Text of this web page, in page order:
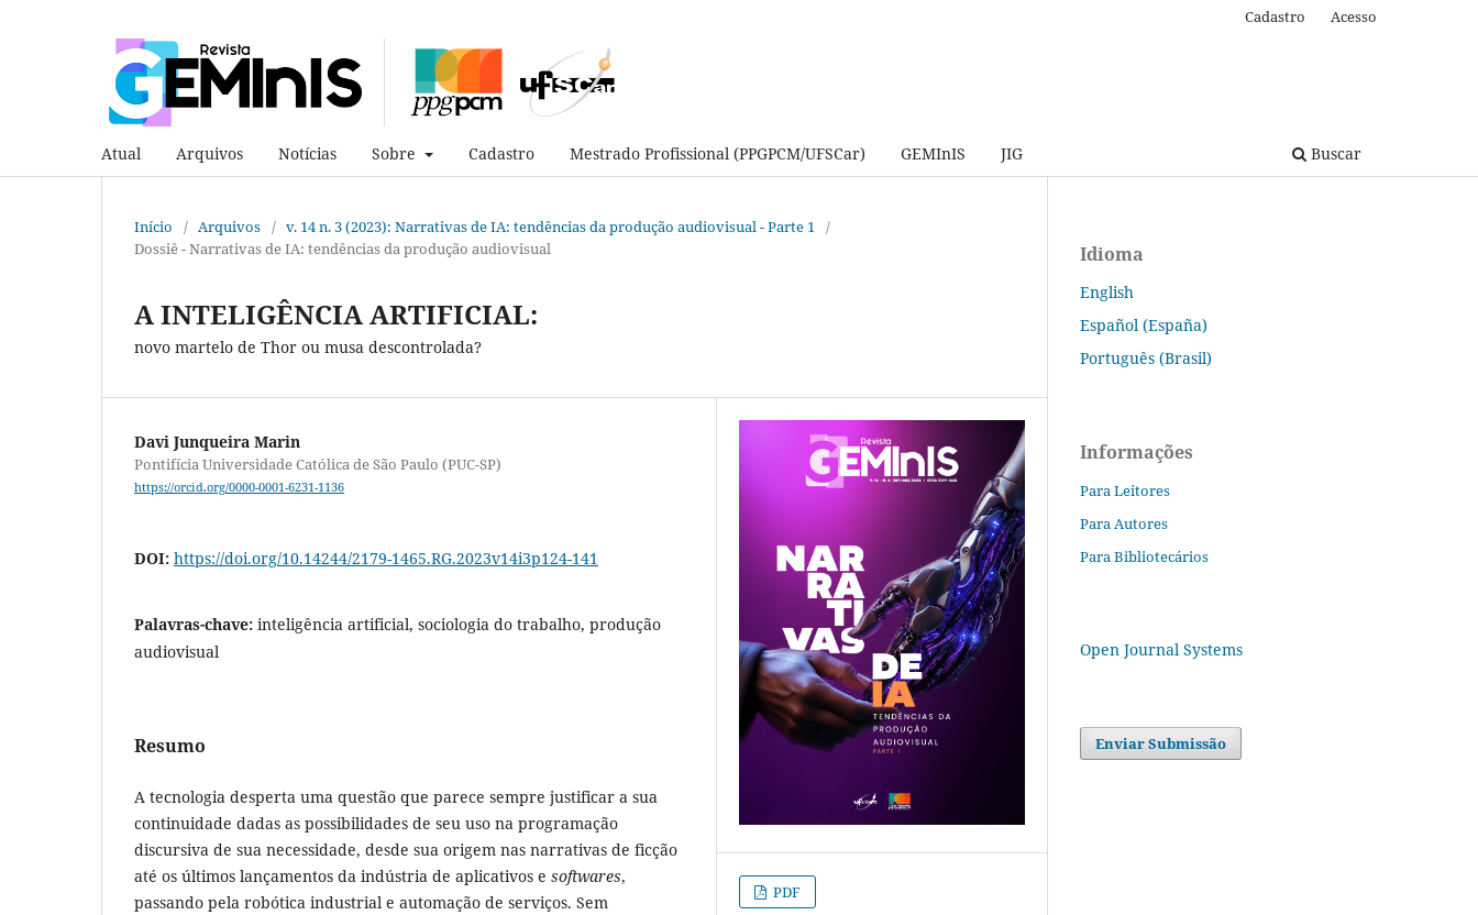
Atual Arquivos Notícias Sobre Cadastro Mestrado Profissional (PPGPCM/UFSCar) GEMInIS JIG Buscar
Cadastro Acesso
Início / Arquivos / v. 14 n. 3 (2023): Narrativas de IA: tendências da produção audiovisual - Parte 1 /
Dossiê - Narrativas de IA: tendências da produção audiovisual
A INTELIGÊNCIA ARTIFICIAL:
novo martelo de Thor ou musa descontrolada?
Davi Junqueira Marin
Pontifícia Universidade Católica de São Paulo (PUC-SP)
https://orcid.org/0000-0001-6231-1136
DOI: https://doi.org/10.14244/2179-1465.RG.2023v14i3p124-141
Palavras-chave: inteligência artificial, sociologia do trabalho, produção
audiovisual
Resumo
A tecnologia desperta uma questão que parece sempre justificar a sua
continuidade dadas as possibilidades de seu uso na programação
discursiva de sua necessidade, desde sua origem nas narrativas de ficção
até os últimos lançamentos da indústria de aplicativos e softwares,
passando pela robótica industrial e automação de serviços. Sem
PDF
Idioma
English
Español (España)
Português (Brasil)
Informações
Para Leitores
Para Autores
Para Bibliotecários
Open Journal Systems
Enviar Submissão